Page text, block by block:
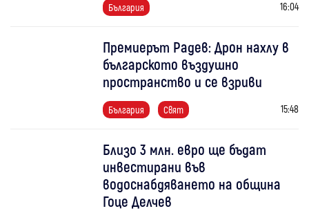
България 16:04
Премиерът Радев: Дрон нахлу в
българското въздушно
пространство и се взриви
България Свят 15:48
Близо 3 млн. евро ще бъдат
инвестирани във
водоснабдяването на община
Гоце Делчев